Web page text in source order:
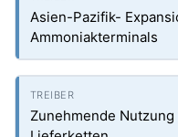
Asien-Pazifik-
Ammoniakterminals
Zunehmende